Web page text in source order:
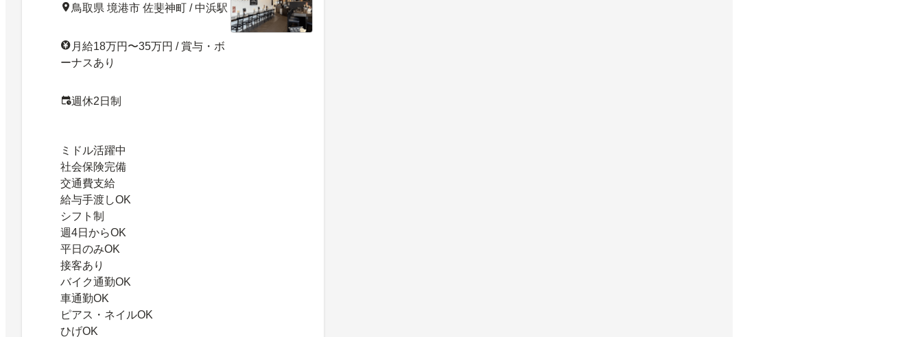
鳥取県 境港市 佐斐神町 / 中浜駅
月給18万円〜35万円 / 賞与・ボ
ーナスあり
週休2日制
ミドル活躍中
社会保険完備
交通費支給
給与手渡しOK
シフト制
週4日からOK
平日のみOK
接客あり
バイク通勤OK
車通勤OK
ピアス・ネイルOK
ひげOK